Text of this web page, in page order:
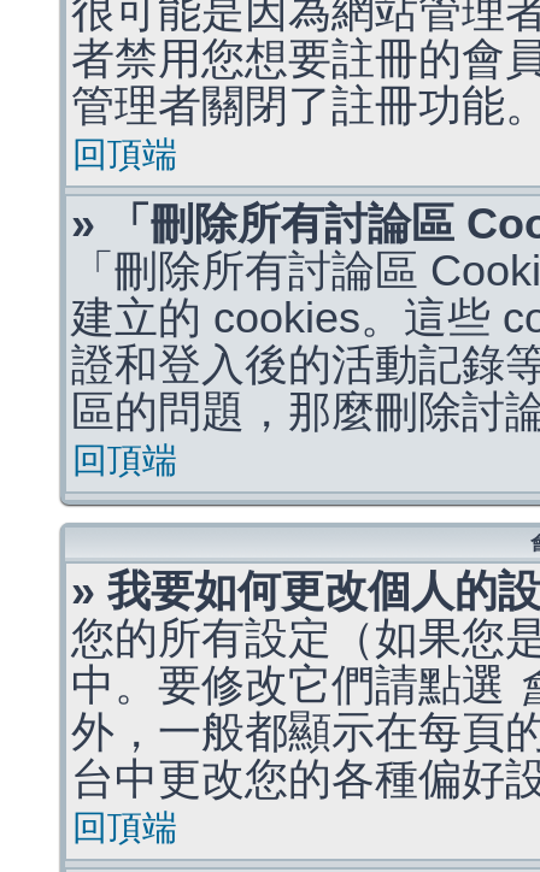
很可能是因為網站管理
者禁用您想要註冊的會
管理者關閉了註冊功能
回頂端
» 「刪除所有討論區
「刪除所有討論區
建立的 cookies。這些
證和登入後的活動記錄
區的問題，那麼刪除討
回頂端
» 我要如何更改個人的
您的所有設定（如果您
中。要修改它們請點選
外，一般都顯示在每頁
台中更改您的各種偏好
回頂端